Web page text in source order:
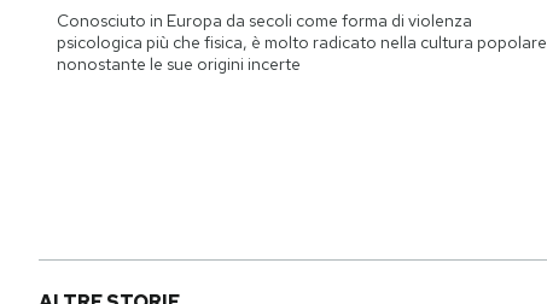
Conosciuto in Europa da secoli come forma di violenza
psicologica più che fisica, è molto radicato nella cultura popolare
nonostante le sue origini incerte